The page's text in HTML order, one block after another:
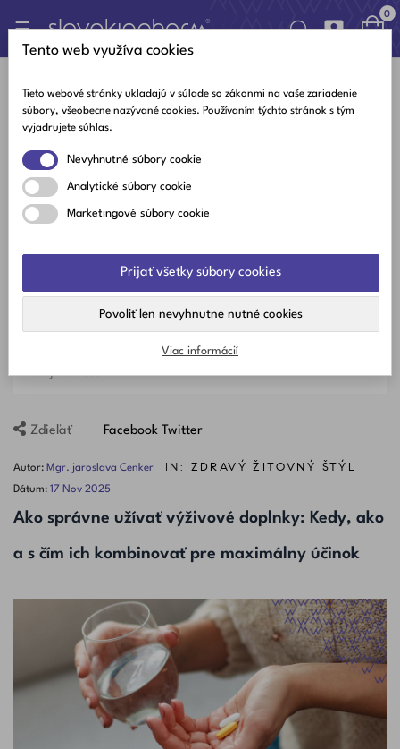

0
Toggle
navigation
☰

Najnovšie články
Obľúbené články
Vitamíny a minerály
Zdravý žitovný štýl
Zaujímavosti
Zdieľať Facebook Twitter
Autor: Mgr. jaroslava Cenker IN: ZDRAVÝ ŽITOVNÝ ŠTÝL
Dátum: 17 Nov 2025
Ako správne užívať výživové doplnky: Kedy, ako
a s čím ich kombinovať pre maximálny účinok
Tento web využíva cookies
Tieto webové stránky ukladajú v súlade so zákonmi na vaše zariadenie
súbory, všeobecne nazývané cookies. Používaním týchto stránok s tým
vyjadrujete súhlas.
Nevyhnutné súbory cookie
Analytické súbory cookie
Marketingové súbory cookie
Prijať všetky súbory cookies
Povoliť len nevyhnutne nutné cookies
Viac informácií